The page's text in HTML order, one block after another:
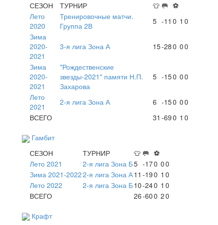
СЕЗОН
ТУРНИР 👕 🥅 ⚽
Лето
2020
Тренировочные матчи.
Группа 2В
5 -11 0 1 0
Зима
2020-
2021
3-я лига Зона А 15-280 00
Зима
2020-
2021
"Рождественские
звезды-2021" памяти Н.П.
Захарова
5 -150 00
Лето
2021
2-я лига Зона А 6 -150 00
ВСЕГО
31 -690 1 0
Гамбит
СЕЗОН
ТУРНИР 👕 🥅 ⚽
Лето 2021
2-я лига Зона Б5 -170 00
Зима 2021-20222-я лига Зона А11 -190 1 0
Лето 2022
2-я лига Зона Б10-240 1 0
ВСЕГО
26-600 20
Крафт